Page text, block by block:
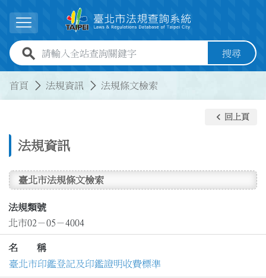
展開選單
全站查詢關鍵字欄位 搜尋
首頁 法規資訊 法規條文檢索
法規資訊
keyboard_arrow_left 回上頁
臺北市法規條文檢索
法規類號
北市02－05－4004
名 稱
臺北市印鑑登記及印鑑證明收費標準